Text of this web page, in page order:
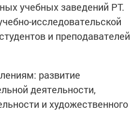
учебных заведений РТ.
исследовательской
и преподавателей
развитие
деятельности,
и художественного